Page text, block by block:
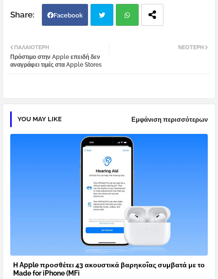
Facebook
tter
ΝΕΌΤΕΡΗ
ΠΑΛΑΙΌΤΕΡΗ
Πρόστιμο στην Apple επειδή δεν
αναγράφει τιμές στα Apple Stores
YOU MAY LIKE Εμφάνιση περισσότερων
Η Apple προσθέτει 43 ακουστικά βαρηκοΐας συμβατά με το
Made for iPhone (MFi